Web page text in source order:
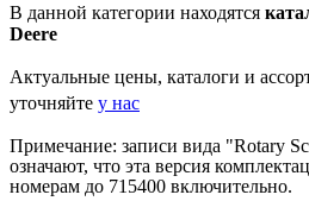
В данной категории находятся
Deere
Актуальные цены, каталоги и
уточняйте у нас
Примечание: записи вида "Rotary
означают, что эта версия
номерам до 715400 включительно.